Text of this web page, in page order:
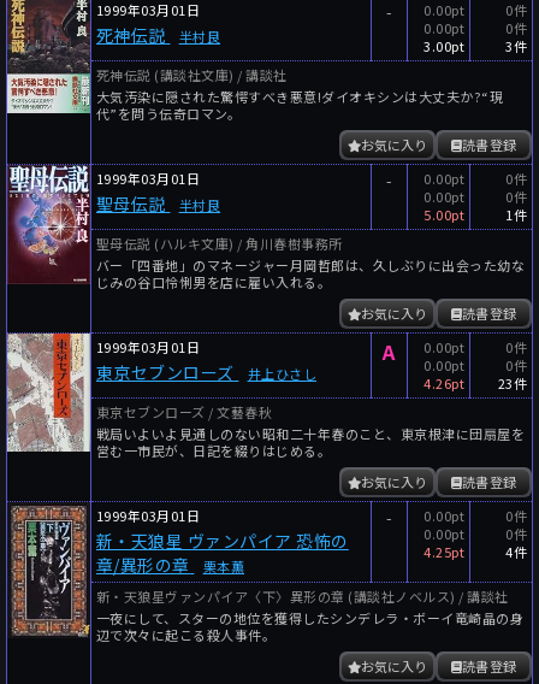
1999年03月01日
死神伝説 半村良
-
0.00pt
0.00pt
3.00pt
0件
0件
3件
死神伝説 (講談社文庫) / 講談社
大気汚染に隠された驚愕すべき悪意!ダイオキシンは大丈夫か?“現
代”を問う伝奇ロマン。
読書登録
お気に入り
1999年03月01日
聖母伝説 半村良
-
0.00pt
0.00pt
5.00pt
0件
0件
1件
聖母伝説 (ハルキ文庫) / 角川春樹事務所
バー「四番地」のマネージャー月岡哲郎は、久しぶりに出会った幼な
じみの谷口怜悧男を店に雇い入れる。
読書登録
お気に入り
1999年03月01日
東京セブンローズ 井上ひさし
A
0.00pt
0.00pt
4.26pt
0件
0件
23件
東京セブンローズ / 文藝春秋
戦局いよいよ見通しのない昭和二十年春のこと、東京根津に団扇屋を
営む一市民が、日記を綴りはじめる。
読書登録
お気に入り
1999年03月01日
新・天狼星 ヴァンパイア 恐怖の
章/異形の章
栗本薫
-
0.00pt
0.00pt
4.25pt
0件
0件
4件
新・天狼星ヴァンパイア〈下〉異形の章 (講談社ノベルス) / 講談社
一夜にして、スターの地位を獲得したシンデレラ・ボーイ竜崎晶の身
辺で次々に起こる殺人事件。
読書登録
お気に入り